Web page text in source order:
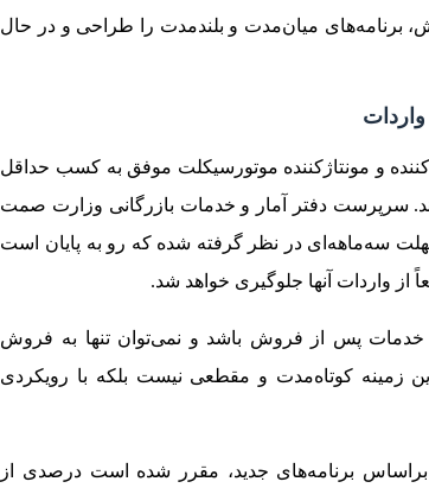
برنامه‌های میان‌مدت و بلندمدت را طراحی و در حال
بیش از ۴۵ شرکت تولیدکننده و مونتاژکننده موتورسیکلت موفق به کسب حداقل
سرپرست دفتر آمار و خدمات بازرگانی وزارت صمت
سه‌ماهه‌ای در نظر گرفته شده که رو به پایان است
از واردات آنها جلوگیری خواهد شد.
خدمات پس از فروش باشد و نمی‌توان تنها به فروش
زمینه کوتاه‌مدت و مقطعی نیست بلکه با رویکردی
برنامه‌های جدید، مقرر شده است درصدی از